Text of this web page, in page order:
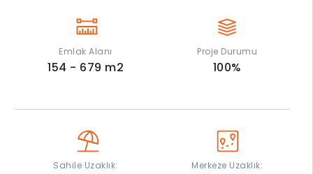
Emlak Alanı
154 - 679 m2
Proje Durumu
100%
Sahile Uzaklık: Merkeze Uzaklık: